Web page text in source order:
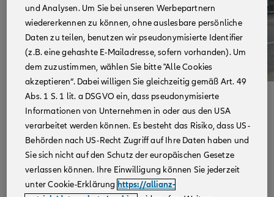
Durch unsere gemeinsameSpendenaktion mit der Allianz
SE konnten wir nach dem verheerenden Juni-Hochwasser
mehr als 100 Schecks mit einer Gesamtsumme von knapp
1 Mio. EUR an begünstigte Organisationen übergeben,
um verlorengegangene, beschädigte oder dringend
benötigte Ausrüstungsgegenstände anzuschaffen. Die
Dankbarkeit, die unsere Agenturen und wir als ABV
und Analysen. Um Sie bei unseren Werbepartnern
wiedererkennen zu können, ohne auslesbare persönliche
Daten zu teilen, benutzen wir pseudonymisierte Identifier
(z.B. eine gehashte E-Mailadresse, sofern vorhanden). Um
dem zuzustimmen, wählen Sie bitte "Alle Cookies
akzeptieren“. Dabei willigen Sie gleichzeitig gemäß Art. 49
Abs. 1 S. 1 lit. a DSGVO ein, dass pseudonymisierte
Informationen von Unternehmen in oder aus den USA
verarbeitet werden können. Es besteht das Risiko, dass US-
Behörden nach US-Recht Zugriff auf Ihre Daten haben und
Sie sich nicht auf den Schutz der europäischen Gesetze
verlassen können. Ihre Einwilligung können Sie jederzeit
unter Cookie-Erklärung https://allianz-